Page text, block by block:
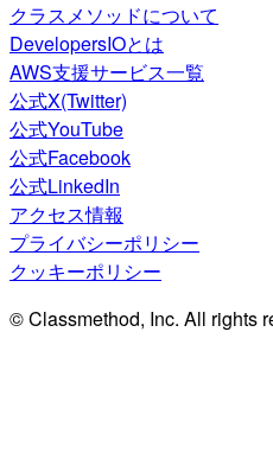
クラスメソッドについて
DevelopersIOとは
AWS支援サービス一覧
公式X(Twitter)
公式YouTube
公式Facebook
公式LinkedIn
アクセス情報
プライバシーポリシー
クッキーポリシー
© Classmethod, Inc. All rights